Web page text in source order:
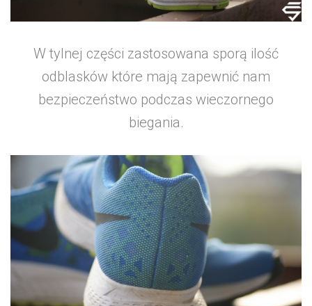
W tylnej części zastosowana sporą ilość
odblasków które mają zapewnić nam
bezpieczeństwo podczas wieczornego
biegania.